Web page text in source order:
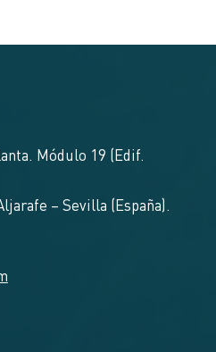
Módulo 19 (Edif.
– Sevilla (España).